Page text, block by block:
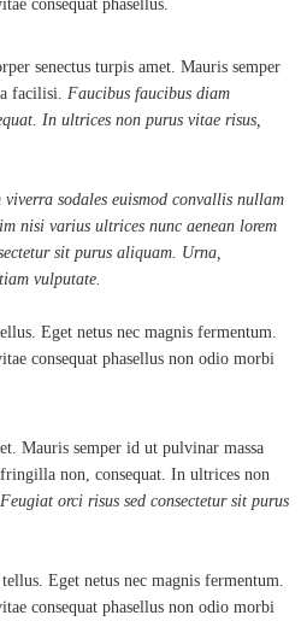
consequat phasellus.
senectus turpis amet. Mauris semper
facilisi. Faucibus faucibus diam
In ultrices non purus vitae risus,
viverra sodales euismod convallis nullam
nisi varius ultrices nunc aenean lorem
sit purus aliquam. Urna,
vulputate.
Eget netus nec magnis fermentum.
consequat phasellus non odio morbi
Mauris semper id ut pulvinar massa
non, consequat. In ultrices non
Feugiat orci risus sed consectetur sit purus
Eget netus nec magnis fermentum.
consequat phasellus non odio morbi